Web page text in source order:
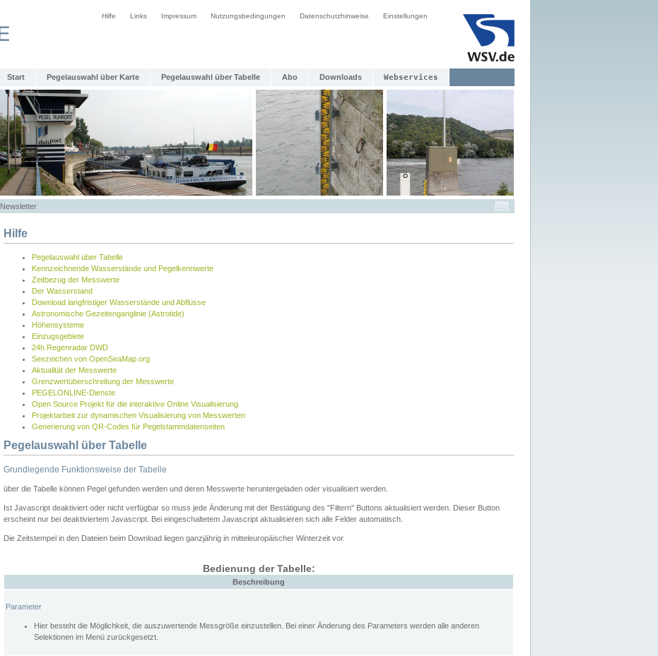
Hilfe Links Impressum Nutzungsbedingungen Datenschutzhinweise Einstellungen
Start Pegelauswahl über Karte Pegelauswahl über Tabelle Abo Downloads Webservices
Newsletter
Hilfe
Pegelauswahl über Tabelle
Kennzeichnende Wasserstände und Pegelkennwerte
Zeitbezug der Messwerte
Der Wasserstand
Download langfristiger Wasserstände und Abflüsse
Astronomische Gezeitenganglinie (Astrotide)
Höhensysteme
Einzugsgebiete
24h Regenradar DWD
Seezeichen von OpenSeaMap.org
Aktualität der Messwerte
Grenzwertüberschreitung der Messwerte
PEGELONLINE-Dienste
Open Source Projekt für die interaktive Online Visualisierung
Projektarbeit zur dynamischen Visualisierung von Messwerten
Generierung von QR-Codes für Pegelstammdatenseiten
Pegelauswahl über Tabelle
Grundlegende Funktionsweise der Tabelle
über die Tabelle können Pegel gefunden werden und deren Messwerte heruntergeladen oder visualisiert werden.
Ist Javascript deaktiviert oder nicht verfügbar so muss jede Änderung mit der Bestätigung des "Filtern" Buttons aktualisiert werden. Dieser Button
erscheint nur bei deaktiviertem Javascript. Bei eingeschaltetem Javascript aktualisieren sich alle Felder automatisch.
Die Zeitstempel in den Dateien beim Download liegen ganzjährig in mitteleuropäischer Winterzeit vor.
Bedienung der Tabelle:
Beschreibung
Parameter
Hier besteht die Möglichkeit, die auszuwertende Messgröße einzustellen. Bei einer Änderung des Parameters werden alle anderen
Selektionen im Menü zurückgesetzt.